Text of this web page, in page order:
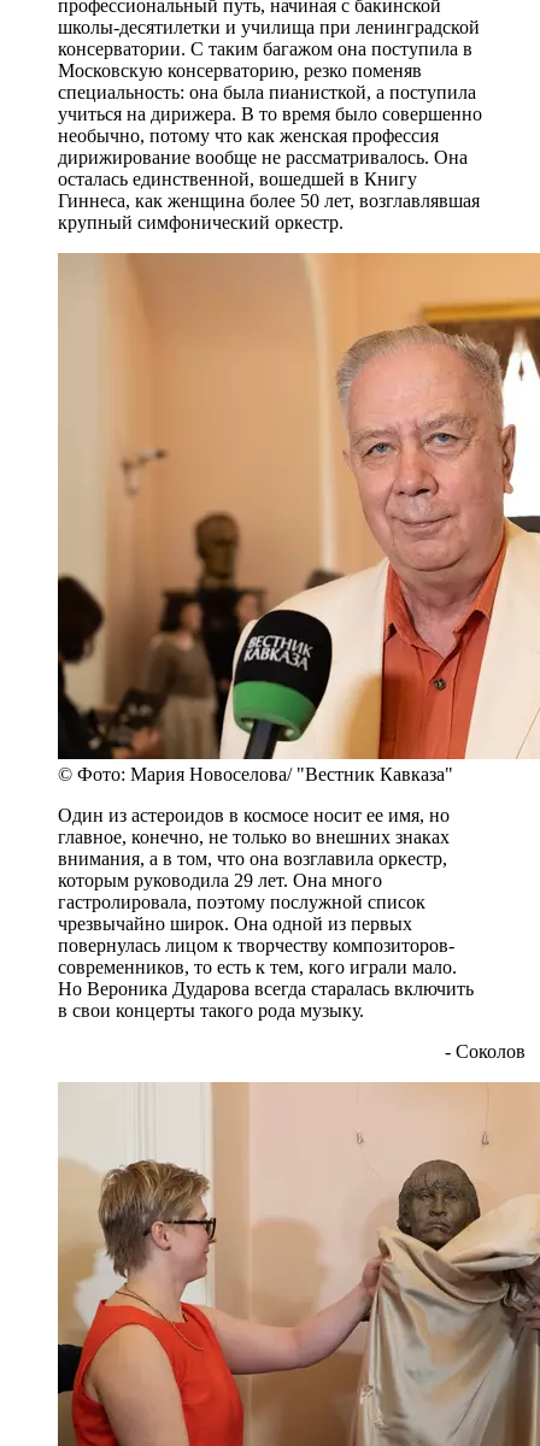
профессиональный путь, начиная с бакинской
школы-десятилетки и училища при ленинградской
консерватории. С таким багажом она поступила в
Московскую консерваторию, резко поменяв
специальность: она была пианисткой, а поступила
учиться на дирижера. В то время было совершенно
необычно, потому что как женская профессия
дирижирование вообще не рассматривалось. Она
осталась единственной, вошедшей в Книгу
Гиннеса, как женщина более 50 лет, возглавлявшая
крупный симфонический оркестр.
© Фото: Мария Новоселова/ "Вестник Кавказа"
Один из астероидов в космосе носит ее имя, но
главное, конечно, не только во внешних знаках
внимания, а в том, что она возглавила оркестр,
которым руководила 29 лет. Она много
гастролировала, поэтому послужной список
чрезвычайно широк. Она одной из первых
повернулась лицом к творчеству композиторов-
современников, то есть к тем, кого играли мало.
Но Вероника Дударова всегда старалась включить
в свои концерты такого рода музыку.
- Соколов